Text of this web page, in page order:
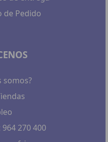
de Pedido
somos?
270 400